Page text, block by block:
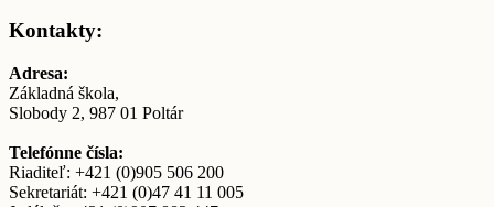
Kontakty:
Adresa:
Základná škola,
Slobody 2, 987 01 Poltár
Telefónne čísla:
Riaditeľ: +421 (0)905 506 200
Sekretariát: +421 (0)47 41 11 005